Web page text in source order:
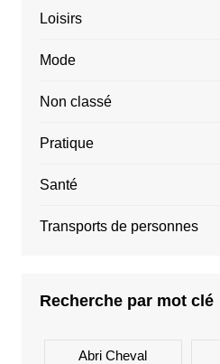
Loisirs
Mode
Non classé
Pratique
Santé
Transports de personnes
Recherche par mot clé
Abri Cheval